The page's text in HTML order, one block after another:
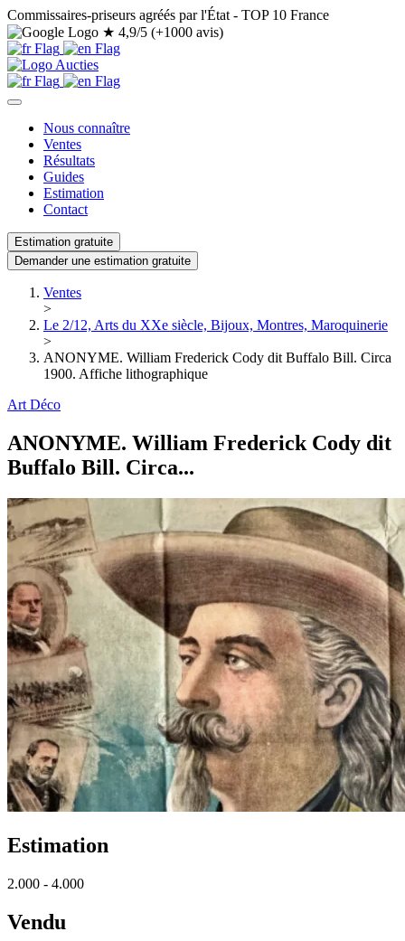
Commissaires-priseurs agréés par l'État - TOP 10 France
★ 4,9/5 (+1000 avis)
Nous connaître
Ventes
Résultats
Guides
Estimation
Contact
Estimation gratuite
Demander une estimation gratuite
Ventes
>
Le 2/12, Arts du XXe siècle, Bijoux, Montres, Maroquinerie
>
ANONYME. William Frederick Cody dit Buffalo Bill. Circa
1900. Affiche lithographique
Art Déco
ANONYME. William Frederick Cody dit
Buffalo Bill. Circa...
Estimation
2.000 - 4.000
Vendu